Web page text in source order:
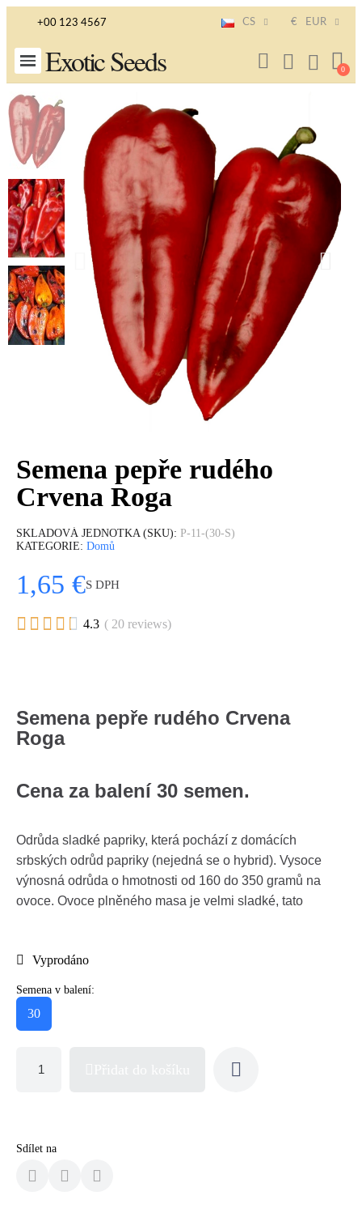
+00 123 4567 CS € EUR
Exotic Seeds
Semena pepře rudého
Crvena Roga
SKLADOVÁ JEDNOTKA (SKU)
P-11-(30-S)
KATEGORIE Domů
1,65 €S DPH
     4.3 ( 20 reviews)
Semena pepře rudého Crvena
Roga
Cena za balení 30 semen.
Odrůda sladké papriky, která pochází z domácích
srbských odrůd papriky (nejedná se o hybrid). Vysoce
výnosná odrůda o hmotnosti od 160 do 350 gramů na
ovoce. Ovoce plněného masa je velmi sladké, tato
Vyprodáno
Semena v balení:
30
Sdílet na